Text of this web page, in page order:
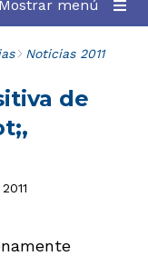
Mostrar menú
Noticias 2011
de